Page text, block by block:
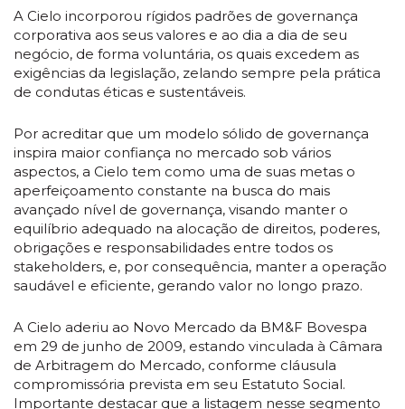
A Cielo incorporou rígidos padrões de governança
corporativa aos seus valores e ao dia a dia de seu
negócio, de forma voluntária, os quais excedem as
exigências da legislação, zelando sempre pela prática
de condutas éticas e sustentáveis.
Por acreditar que um modelo sólido de governança
inspira maior confiança no mercado sob vários
aspectos, a Cielo tem como uma de suas metas o
aperfeiçoamento constante na busca do mais
avançado nível de governança, visando manter o
equilíbrio adequado na alocação de direitos, poderes,
obrigações e responsabilidades entre todos os
stakeholders, e, por consequência, manter a operação
saudável e eficiente, gerando valor no longo prazo.
A Cielo aderiu ao Novo Mercado da BM&F Bovespa
em 29 de junho de 2009, estando vinculada à Câmara
de Arbitragem do Mercado, conforme cláusula
compromissória prevista em seu Estatuto Social.
Importante destacar que a listagem nesse segmento